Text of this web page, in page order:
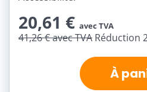
20,61 € avec TVA
41,26 €avec TVA Réduction
À